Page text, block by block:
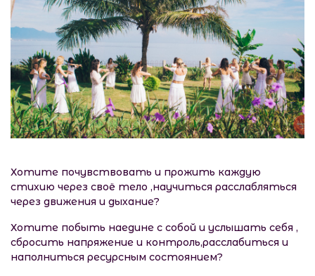
Хотите почувствовать и прожить каждую
стихию через своё тело ,научиться расслабляться
через движения и дыхание?
Хотите побыть наедине с собой и услышать себя ,
сбросить напряжение и контроль,расслабиться и
наполниться ресурсным состоянием?